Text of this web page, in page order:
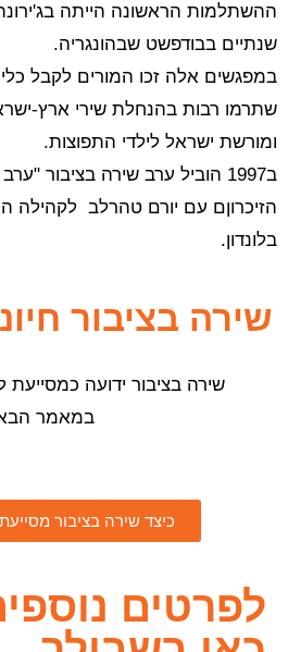
ההשתלמות הראשונה הייתה
שנתיים בבודפשט שבהונגריה.
במפגשים אלה זכו המורים לקבל
שתרמו רבות בהנחלת שירי ארץ-
ומורשת ישראל לילדי התפוצות.
ב1997 הוביל ערב שירה בציבור
הזיכרוןם עם יורם טהרלב לקהילה
בלונדון.
שירה בציבור
שירה בציבור ידועה כמסייעת
במאמר
כיצד שירה בציבור
לפרטים